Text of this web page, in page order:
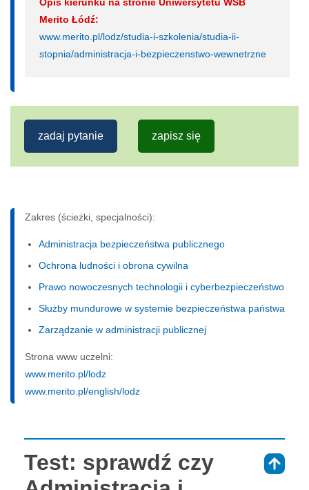
Merito Łódź:
www.merito.pl/lodz/studia-i-szkolenia/studia-ii-
stopnia/administracja-i-bezpieczenstwo-wewnetrzne
zadaj pytanie zapisz się
Zakres (ścieżki, specjalności):
Administracja bezpieczeństwa publicznego
Ochrona ludności i obrona cywilna
Prawo nowoczesnych technologii i cyberbezpieczeństwo
Służby mundurowe w systemie bezpieczeństwa państwa
Zarządzanie w administracji publicznej
Strona www uczelni:
www.merito.pl/lodz
www.merito.pl/english/lodz
Test: sprawdź czy